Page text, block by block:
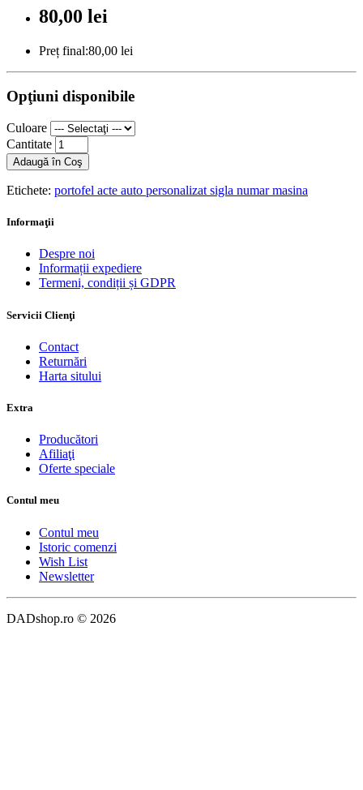
80,00 lei
Preț final:80,00 lei
Opţiuni disponibile
Culoare
Cantitate
Adaugă în Coş
Etichete: portofel acte auto personalizat sigla numar masina
Informaţii
Despre noi
Informații expediere
Termeni, condiții și GDPR
Servicii Clienţi
Contact
Returnări
Harta sitului
Extra
Producători
Afiliaţi
Oferte speciale
Contul meu
Contul meu
Istoric comenzi
Wish List
Newsletter
DADshop.ro © 2026